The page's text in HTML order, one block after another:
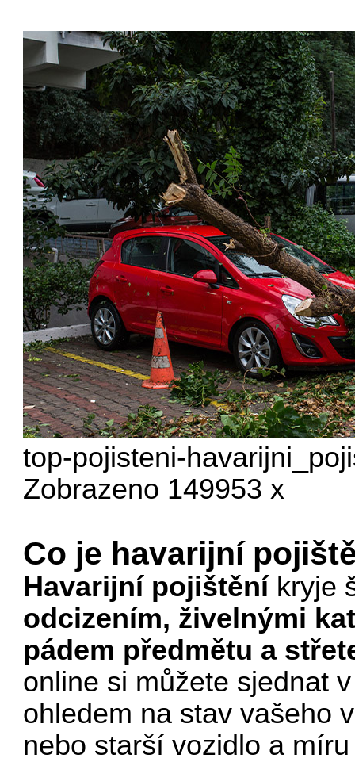
top-pojisteni-
Zobrazeno 149953 x
Co je havarijní
Havarijní pojištěníkryje
odcizením, živelnými
pádem předmětu a
online si můžete sjednat
ohledem na stav vašeho
nebo starší vozidlo a